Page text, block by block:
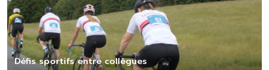
Défis sportifs entre collègues